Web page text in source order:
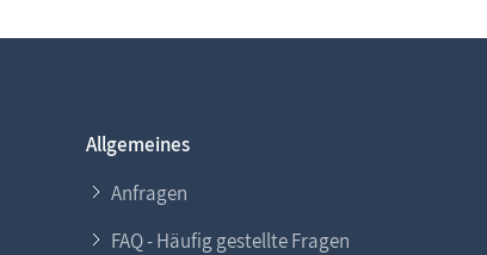
Allgemeines
Anfragen
FAQ - Häufig gestellte Fragen